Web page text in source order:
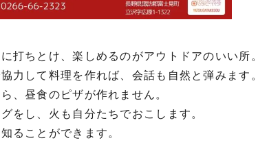
打ちとけ、楽しめるのがアウトドアのいい所。
力して料理を作れば、会話も自然と弾みます。
、昼食のピザが作れません。
をし、火も自分たちでおこします。
ることができます。